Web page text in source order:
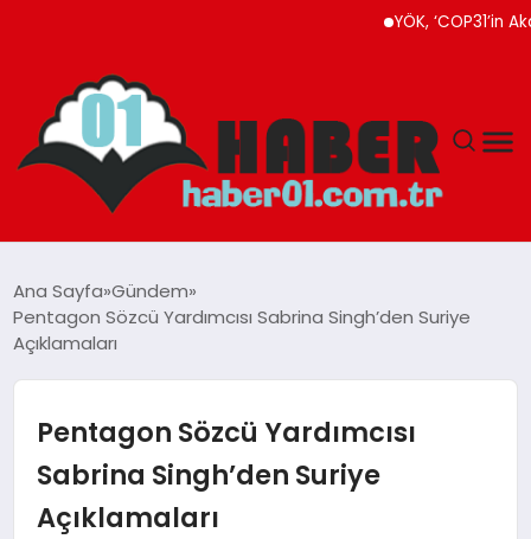
YÖK, ‘COP31’in
ADANA
MAGAZIN
Ana Sayfa Gündem
Pentagon Sözcü Yardımcısı Sabrina Singh’den Suriye
Açıklamaları
Pentagon Sözcü Yardımcısı
Sabrina Singh’den Suriye
Açıklamaları